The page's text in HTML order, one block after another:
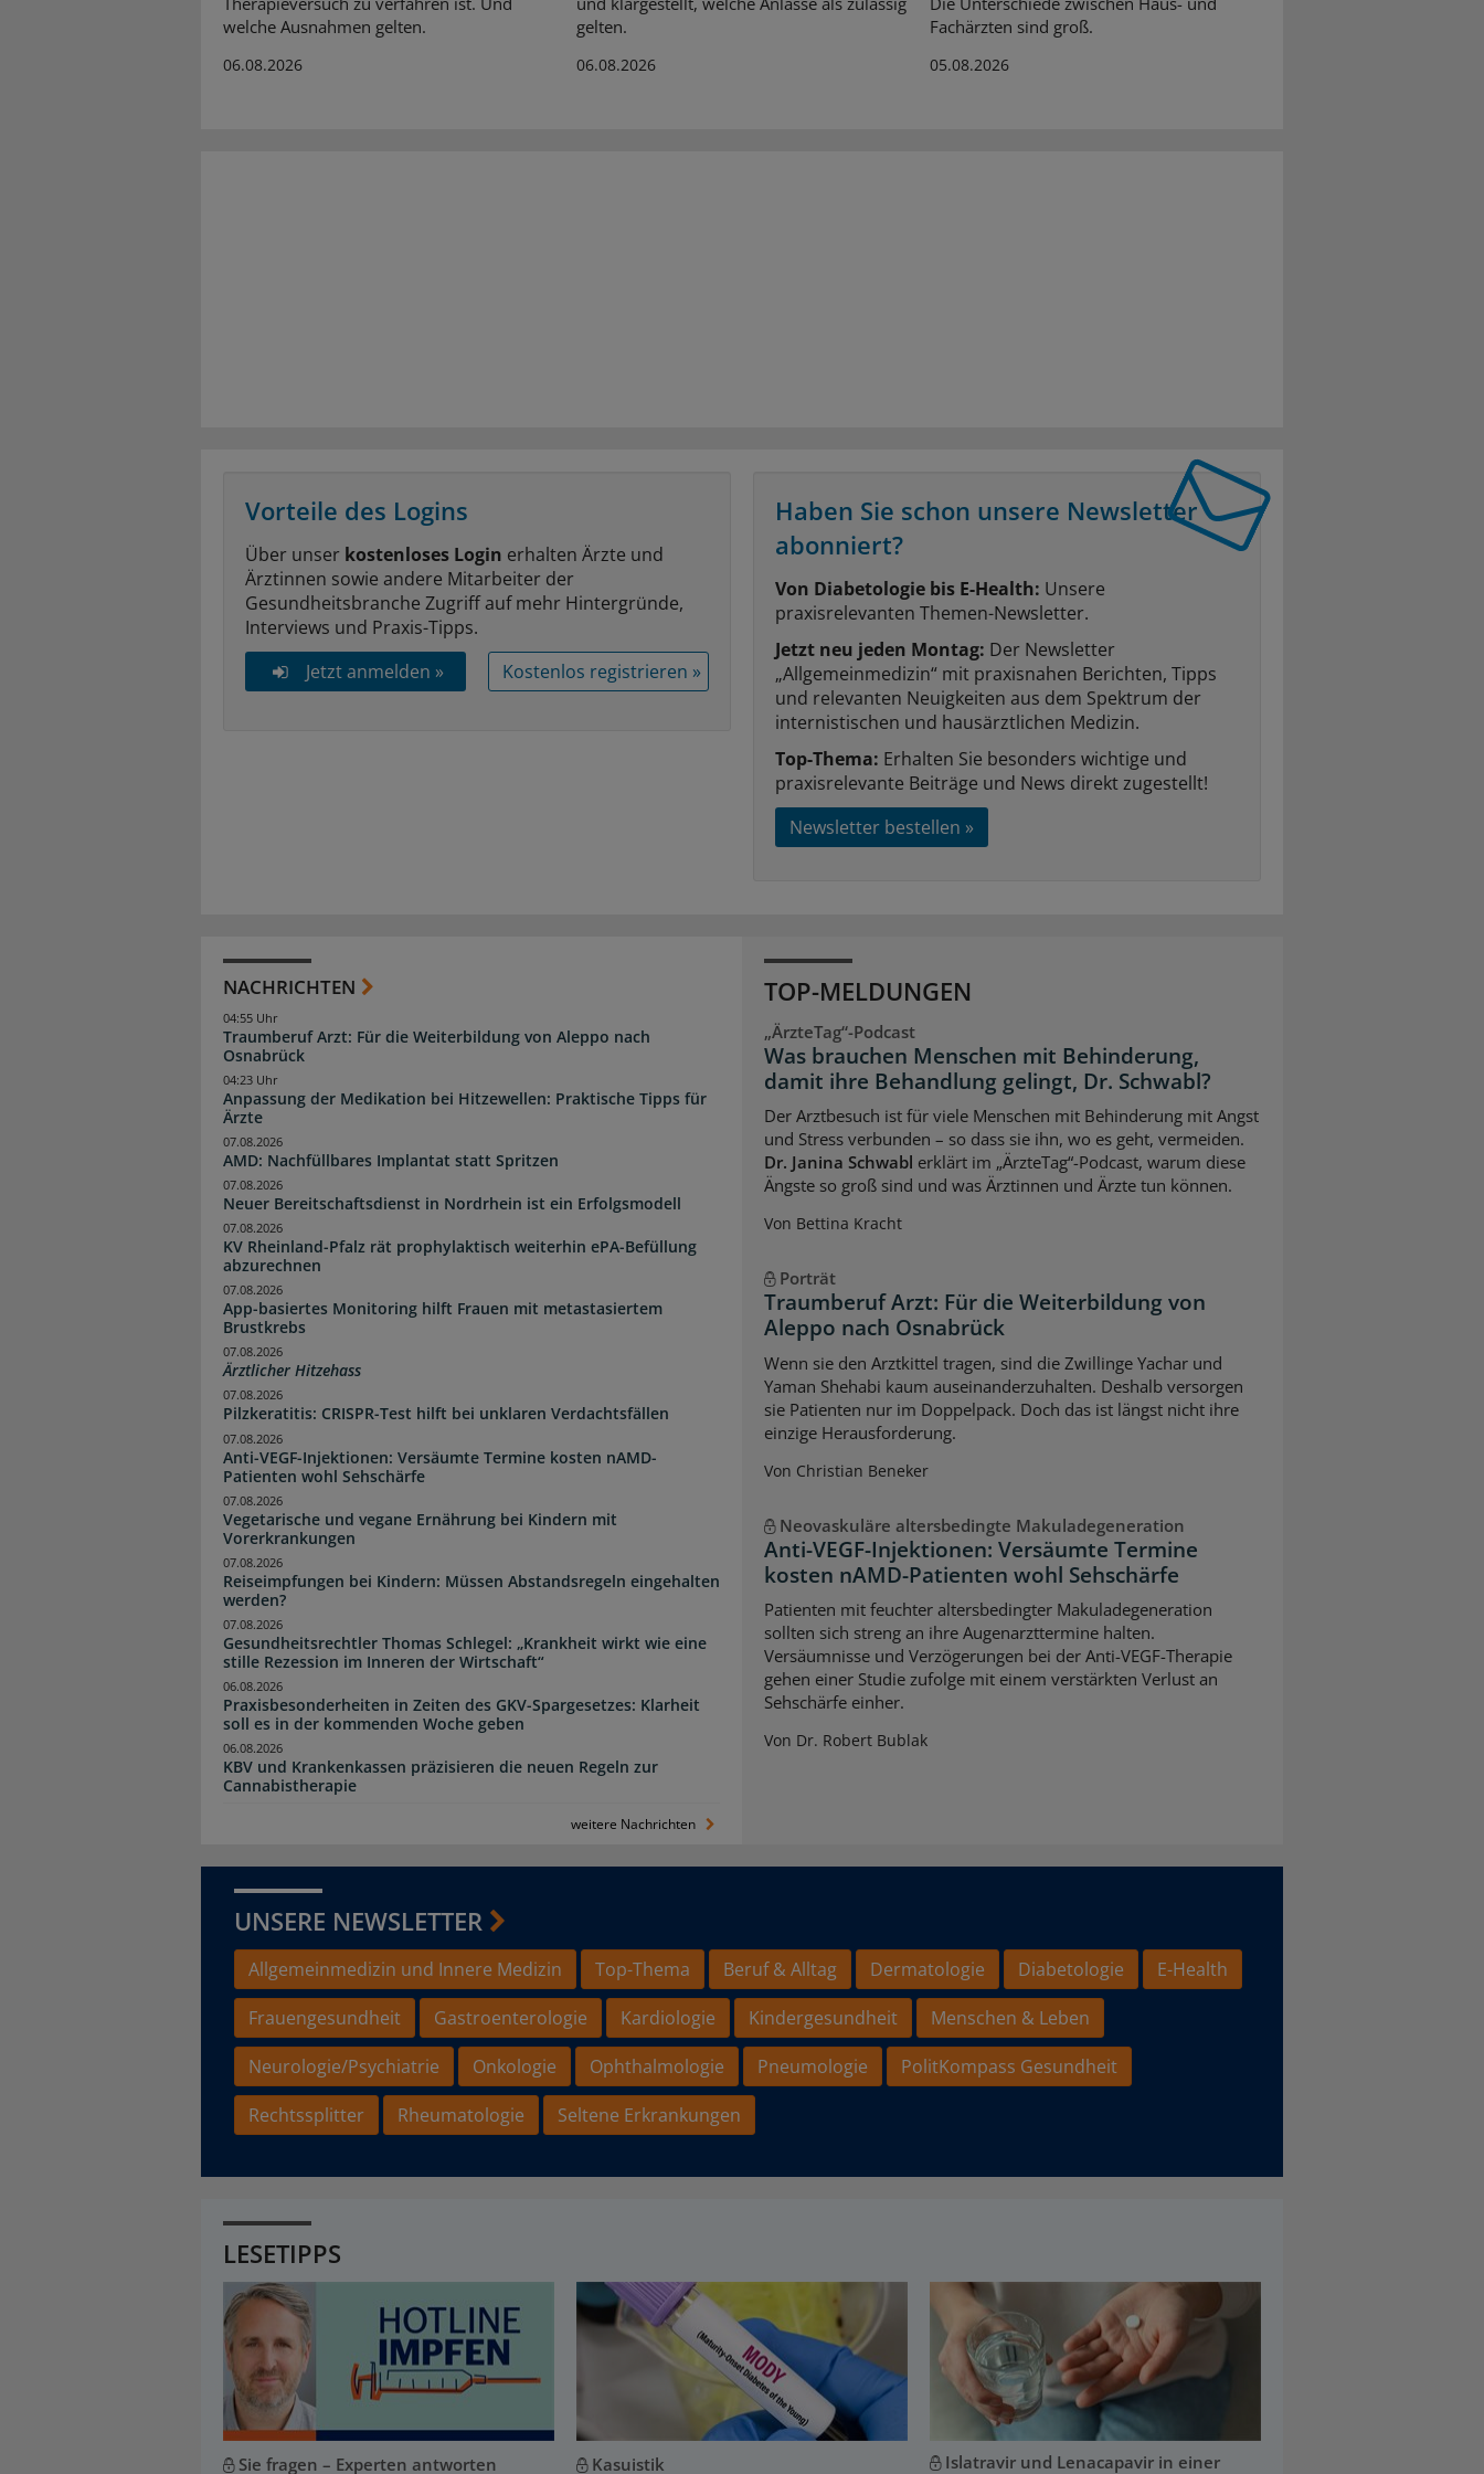
welche Ausnahmen gelten.
06.08.2026
gelten.
06.08.2026
Fachärzten sind groß.
05.08.2026
Vorteile des Logins
Über unser kostenloses Login erhalten Ärzte und
Ärztinnen sowie andere Mitarbeiter der
Gesundheitsbranche Zugriff auf mehr Hintergründe,
Interviews und Praxis-Tipps.
Jetzt anmelden »
Kostenlos registrieren »
Haben Sie schon unsere Newsletter
abonniert?
Von Diabetologie bis E-Health: Unsere
praxisrelevanten Themen-Newsletter.
Jetzt neu jeden Montag: Der Newsletter
„Allgemeinmedizin“ mit praxisnahen Berichten, Tipps
und relevanten Neuigkeiten aus dem Spektrum der
internistischen und hausärztlichen Medizin.
Top-Thema: Erhalten Sie besonders wichtige und
praxisrelevante Beiträge und News direkt zugestellt!
Newsletter bestellen »
NACHRICHTEN
Traumberuf Arzt: Für die Weiterbildung von Aleppo nach
Osnabrück
04:55 Uhr
Anpassung der Medikation bei Hitzewellen: Praktische Tipps für
Ärzte
04:23 Uhr
AMD: Nachfüllbares Implantat statt Spritzen
07.08.2026
Neuer Bereitschaftsdienst in Nordrhein ist ein Erfolgsmodell
07.08.2026
KV Rheinland-Pfalz rät prophylaktisch weiterhin ePA-Befüllung
abzurechnen
07.08.2026
App-basiertes Monitoring hilft Frauen mit metastasiertem
Brustkrebs
07.08.2026
Ärztlicher Hitzehass
07.08.2026
Pilzkeratitis: CRISPR-Test hilft bei unklaren Verdachtsfällen
07.08.2026
Anti-VEGF-Injektionen: Versäumte Termine kosten nAMD-
Patienten wohl Sehschärfe
07.08.2026
Vegetarische und vegane Ernährung bei Kindern mit
Vorerkrankungen
07.08.2026
Reiseimpfungen bei Kindern: Müssen Abstandsregeln eingehalten
werden?
07.08.2026
Gesundheitsrechtler Thomas Schlegel: „Krankheit wirkt wie eine
stille Rezession im Inneren der Wirtschaft“
07.08.2026
Praxisbesonderheiten in Zeiten des GKV-Spargesetzes: Klarheit
soll es in der kommenden Woche geben
06.08.2026
KBV und Krankenkassen präzisieren die neuen Regeln zur
Cannabistherapie
06.08.2026
weitere Nachrichten
TOP-MELDUNGEN
„ÄrzteTag“-Podcast
Was brauchen Menschen mit Behinderung,
damit ihre Behandlung gelingt, Dr. Schwabl?
Der Arztbesuch ist für viele Menschen mit Behinderung mit Angst
und Stress verbunden – so dass sie ihn, wo es geht, vermeiden.
Dr. Janina Schwabl erklärt im „ÄrzteTag“-Podcast, warum diese
Ängste so groß sind und was Ärztinnen und Ärzte tun können.
Von Bettina Kracht
Porträt
Traumberuf Arzt: Für die Weiterbildung von
Aleppo nach Osnabrück
Wenn sie den Arztkittel tragen, sind die Zwillinge Yachar und
Yaman Shehabi kaum auseinanderzuhalten. Deshalb versorgen
sie Patienten nur im Doppelpack. Doch das ist längst nicht ihre
einzige Herausforderung.
Von Christian Beneker
Neovaskuläre altersbedingte Makuladegeneration
Anti-VEGF-Injektionen: Versäumte Termine
kosten nAMD-Patienten wohl Sehschärfe
Patienten mit feuchter altersbedingter Makuladegeneration
sollten sich streng an ihre Augenarzttermine halten.
Versäumnisse und Verzögerungen bei der Anti-VEGF-Therapie
gehen einer Studie zufolge mit einem verstärkten Verlust an
Sehschärfe einher.
Von Dr. Robert Bublak
UNSERE NEWSLETTER
Allgemeinmedizin und Innere Medizin Top-Thema Beruf & Alltag Dermatologie Diabetologie
E-Health
Frauengesundheit
Gastroenterologie Kardiologie Kindergesundheit
Menschen & Leben
Neurologie/Psychiatrie
Onkologie Ophthalmologie Pneumologie
PolitKompass Gesundheit
Rechtssplitter
Rheumatologie Seltene Erkrankungen
LESETIPPS
Sie fragen – Experten antworten Kasuistik
Islatravir und Lenacapavir in einer